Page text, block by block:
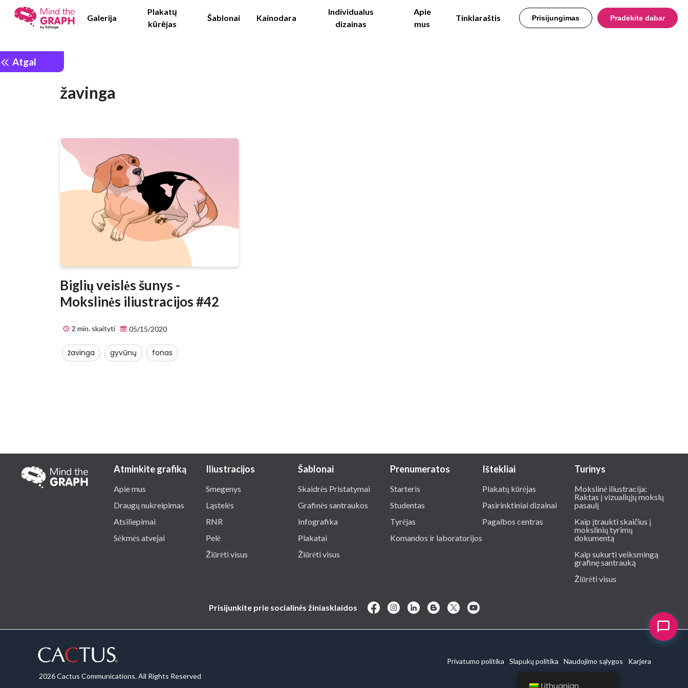
Galerija
Plakatų
kūrėjas
Šablonai Kainodara
Individualus
dizainas
Apie
mus
Tinklaraštis Prisijungimas Pradėkite dabar
Atgal
žavinga
Biglių veislės šunys -
Mokslinės iliustracijos #42
2 min. skaityti 05/15/2020
žavinga gyvūnų fonas
Atminkite grafiką
Apie mus
Draugų nukreipimas
Atsiliepimai
Sėkmės atvejai
Iliustracijos
Smegenys
Ląstelės
RNR
Pelė
Žiūrėti visus
Šablonai
Skaidrės Pristatymai
Grafinės santraukos
Infografika
Plakatai
Žiūrėti visus
Prenumeratos
Starteris
Studentas
Tyrėjas
Komandos ir laboratorijos
Ištekliai
Plakatų kūrėjas
Pasirinktiniai dizainai
Pagalbos centras
Turinys
Mokslinė iliustracija:
Raktas į vizualiųjų mokslų
pasaulį
Kaip įtraukti skaičius į
mokslinių tyrimų
dokumentą
Kaip sukurti veiksmingą
grafinę santrauką
Žiūrėti visus
Prisijunkite prie socialinės žiniasklaidos
2026 Cactus Communications. All Rights Reserved
Privatumo politika Slapukų politika Naudojimo sąlygos Karjera
Lithuanian